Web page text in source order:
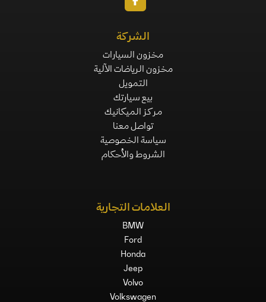
الشركة
مخزون السيارات
مخزون الرياضات الآلية
التمويل
بيع سيارتك
مركز الميكانيك
تواصل معنا
سياسة الخصوصية
الشروط والأحكام
العلامات التجارية
BMW
Ford
Honda
Jeep
Volvo
Volkswagen